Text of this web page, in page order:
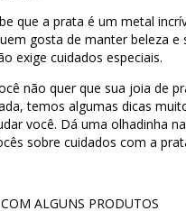
que a prata é um metal
gosta de manter beleza e
exige cuidados especiais.
não quer que sua joia de
temos algumas dicas
você. Dá uma olhadinha
sobre cuidados com a
ALGUNS PRODUTOS